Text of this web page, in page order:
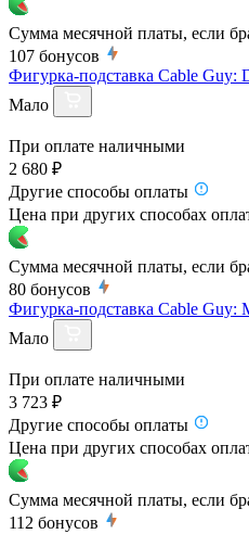
Сумма месячной платы, если
107 бонусов
Фигурка-подставка Cable Guy:
Мало
При оплате наличными
2 680 ₽
Другие способы оплаты
Цена при других способах
Сумма месячной платы, если
80 бонусов
Фигурка-подставка Cable Guy:
Мало
При оплате наличными
3 723 ₽
Другие способы оплаты
Цена при других способах
Сумма месячной платы, если
112 бонусов